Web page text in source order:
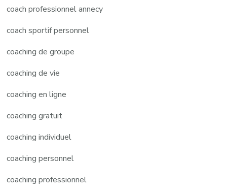
coach professionnel annecy
coach sportif personnel
coaching de groupe
coaching de vie
coaching en ligne
coaching gratuit
coaching individuel
coaching personnel
coaching professionnel